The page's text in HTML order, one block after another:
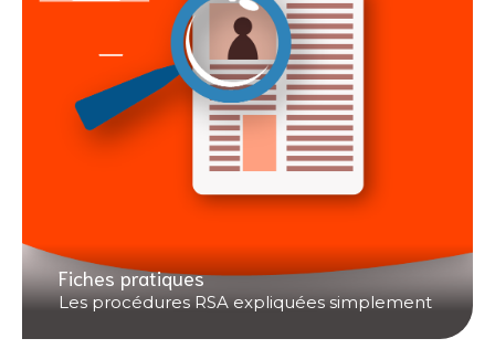
Fiches pratiques
Les procédures RSA expliquées simplement